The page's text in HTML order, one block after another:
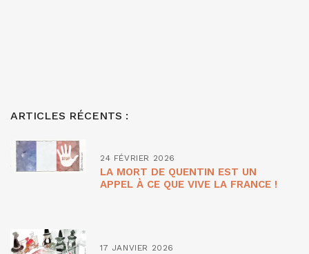
ARTICLES RÉCENTS :
24 FÉVRIER 2026
LA MORT DE QUENTIN EST UN
APPEL À CE QUE VIVE LA FRANCE !
17 JANVIER 2026